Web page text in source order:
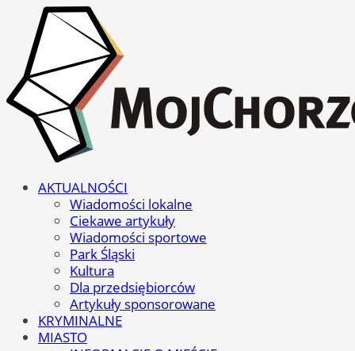
AKTUALNOŚCI
Wiadomości lokalne
Ciekawe artykuły
Wiadomości sportowe
Park Śląski
Kultura
Dla przedsiębiorców
Artykuły sponsorowane
KRYMINALNE
MIASTO